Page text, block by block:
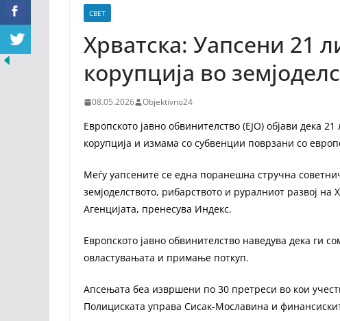
СВЕТ
Хрватска: Уапсени 21
корупција во
08.05.2026 Objektivno24
Европското јавно обвинителство (ЕЈО) објави дека
корупција и измама со субвенции поврзани со
Меѓу уапсените се една поранешна стручна
земјоделството, рибарството и руралниот развој
Агенцијата, пренесува Индекс.
Европското јавно обвинителство наведува дека ги
овластувањата и примање поткуп.
Апсењата беа извршени по 30 претреси во кои
Полициската управа Сисак-Мославина и